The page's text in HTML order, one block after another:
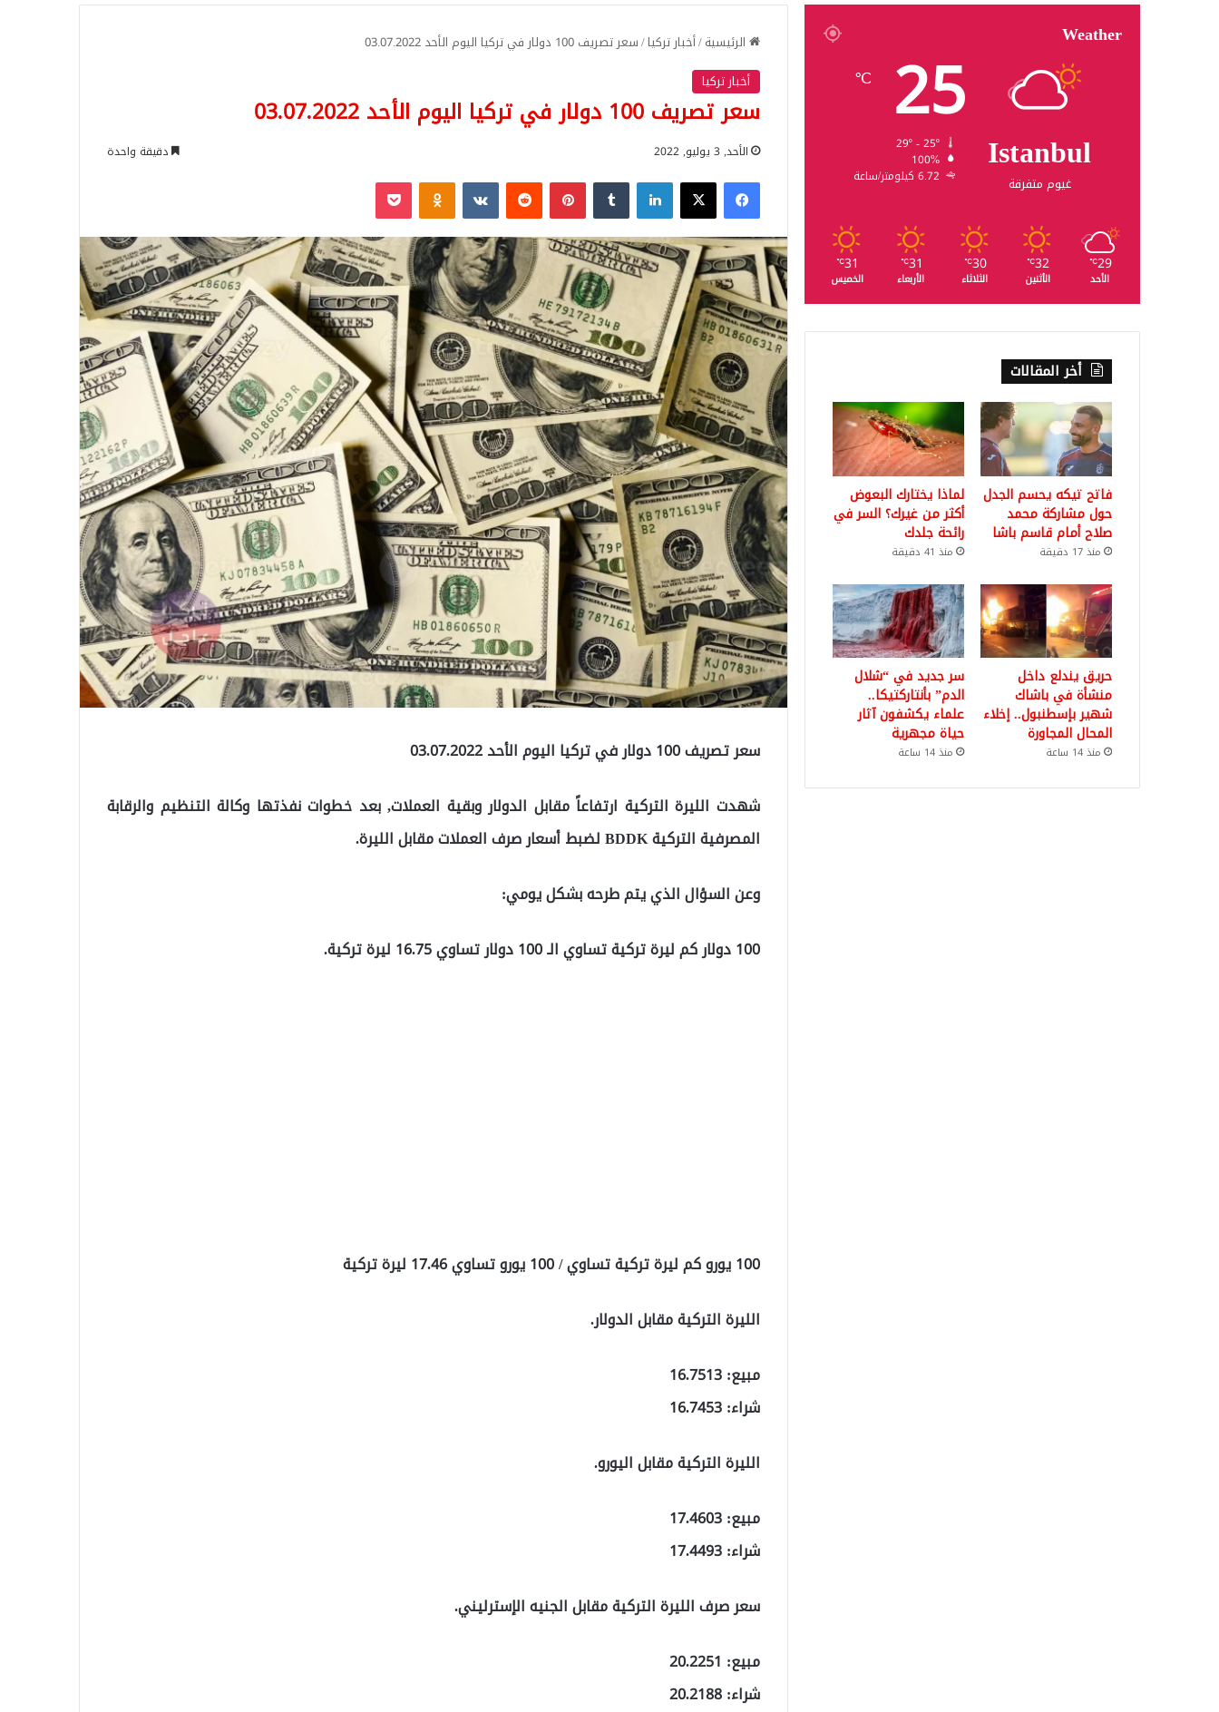
الرئيسية/أخبار تركيا/سعر تصريف 100 دولار في تركيا اليوم الأحد 03.07.2022
أخبار تركيا
سعر تصريف 100 دولار في تركيا اليوم الأحد 03.07.2022
الأحد, 3 يوليو, 2022 دقيقة واحدة
فيسبوك‫X لينكدإن بينتيريست Odnoklassniki
‫Pocket
سعر تصريف 100 دولار في تركيا اليوم الأحد 03.07.2022
شهدت الليرة التركية ارتفاعاً مقابل الدولار وبقية العملات, بعد خطوات نفذتها وكالة التنظيم والرقابة
المصرفية التركية BDDK لضبط أسعار صرف العملات مقابل الليرة.
وعن السؤال الذي يتم طرحه بشكل يومي:
100 دولار كم ليرة تركية تساوي الـ 100 دولار تساوي 16.75 ليرة تركية.
100 يورو كم ليرة تركية تساوي / 100 يورو تساوي 17.46 ليرة تركية
الليرة التركية مقابل الدولار.
مبيع: 16.7513
شراء: 16.7453
الليرة التركية مقابل اليورو.
مبيع: 17.4603
شراء: 17.4493
سعر صرف الليرة التركية مقابل الجنيه الإسترليني.
مبيع: 20.2251
شراء: 20.2188
Weather
Istanbul
غيوم متفرقة
25
℃
100%
6.72 كيلومتر/ساعة
29
℃
الأحد
32
℃
الأثنين
30
℃
الثلاثاء
31
℃
الأربعاء
31
℃
الخميس
أخر المقالات
فاتح تيكه يحسم الجدل
حول مشاركة محمد
صلاح أمام قاسم باشا
منذ 17 دقيقة
لماذا يختارك البعوض
أكثر من غيرك؟ السر في
رائحة جلدك
منذ 41 دقيقة
حريق يندلع داخل
منشأة في باشاك
شهير بإسطنبول.. إخلاء
المحال المجاورة
منذ 14 ساعة
سر جديد في “شلال
الدم” بأنتاركتيكا..
علماء يكشفون آثار
حياة مجهرية
منذ 14 ساعة